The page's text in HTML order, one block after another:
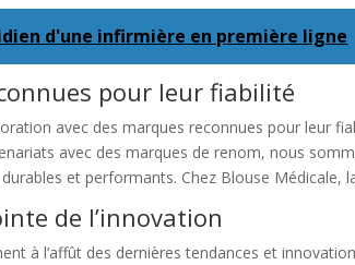
d'une infirmière en première ligne
pour leur fiabilité
avec des marques reconnues pour leur
avec des marques de renom, nous
et performants. Chez Blouse Médicale,
de l’innovation
à l’affût des dernières tendances et